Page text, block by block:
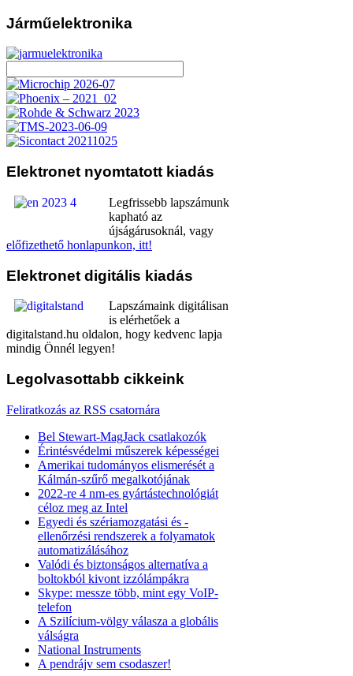
Járműelektronika
Elektronet nyomtatott kiadás
Legfrissebb lapszámunk
kapható az
újságárusoknál, vagy
előfizethető honlapunkon, itt!
Elektronet digitális kiadás
Lapszámaink digitálisan
is elérhetőek a
digitalstand.hu oldalon, hogy kedvenc lapja
mindig Önnél legyen!
Legolvasottabb cikkeink
Feliratkozás az RSS csatornára
Bel Stewart-MagJack csatlakozók
Érintésvédelmi műszerek képességei
Amerikai tudományos elismerését a
Kálmán-szűrő megalkotójának
2022-re 4 nm-es gyártástechnológiát
céloz meg az Intel
Egyedi és szériamozgatási és -
ellenőrzési rendszerek a folyamatok
automatizálásához
Valódi és biztonságos alternatíva a
boltokból kivont izzólámpákra
Skype: messze több, mint egy VoIP-
telefon
A Szilícium-völgy válasza a globális
válságra
National Instruments
A pendrájv sem csodaszer!